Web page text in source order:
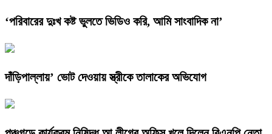
‘পরিবারের দুঃখ কষ্ট ভুলতে ভিডিও করি, আমি সাংবাদিক না’
দাঁড়িপাল্লায়’ ভোট দেওয়ায় স্ত্রীকে তালাকের অভিযোগ